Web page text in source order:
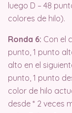
luego D – 48
colores de hilo).
Ronda 6: Con el
punto, 1 punto
alto en el
punto, 1 punto
color de hilo
desde * 2 veces